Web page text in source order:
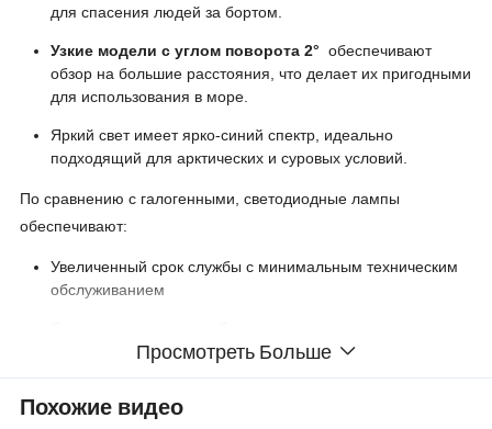
для спасения людей за бортом.
Узкие модели с углом поворота 2° обеспечивают
обзор на большие расстояния, что делает их пригодными
для использования в море.
Яркий свет имеет ярко-синий спектр, идеально
подходящий для арктических и суровых условий.
По сравнению с галогенными, светодиодные лампы
обеспечивают:
Увеличенный срок службы с минимальным техническим
обслуживанием
Просмотреть Больше
Похожие видео